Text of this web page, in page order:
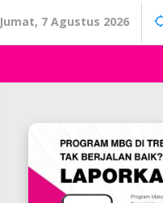
Jumat, 7 Agustus 2026